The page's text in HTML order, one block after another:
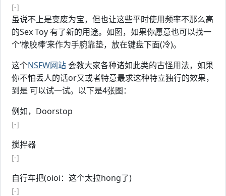
[-]
虽说不上是变废为宝，但也让这些平时使用频率不那么高
的Sex Toy 有了新的用途。如图，如果你愿意也可以找一
个‘橡胶棒’来作为手腕靠垫，放在键盘下面(冷)。
这个NSFW网站 会教大家各种诸如此类的古怪用法，如果
你不怕丢人的话or又或者特意最求这种特立独行的效果，
到是 可以试一试。以下是4张图：
例如，Doorstop
[-]
搅拌器
[-]
自行车把(oioi：这个太拉hong了)
[-]